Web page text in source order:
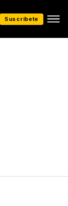
Suscríbete